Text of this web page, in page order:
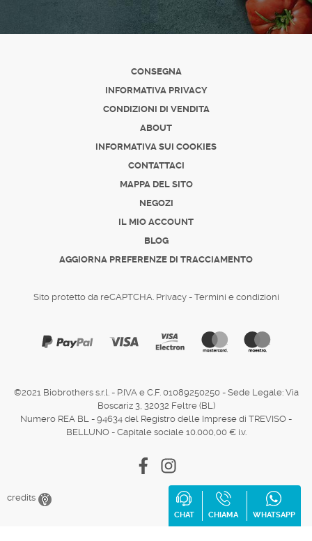
CONSEGNA
INFORMATIVA PRIVACY
CONDIZIONI DI VENDITA
ABOUT
INFORMATIVA SUI COOKIES
CONTATTACI
MAPPA DEL SITO
NEGOZI
IL MIO ACCOUNT
BLOG
AGGIORNA PREFERENZE DI TRACCIAMENTO
Sito protetto da reCAPTCHA. Privacy- Termini e condizioni
©2021 Biobrothers s.r.l. - P.IVA e C.F. 01089250250 - Sede Legale: Via
Boscariz 3, 32032 Feltre (BL)
Numero REA BL - 94634 del Registro delle Imprese di TREVISO -
BELLUNO - Capitale sociale 10.000,00 € i.v.
Facebook
credits
CHAT CHIAMA WHATSAPP